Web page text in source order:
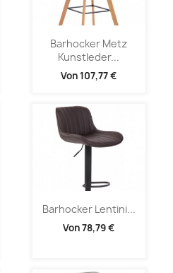
Barhocker Metz
Kunstleder...
Von107,77 €
Barhocker Lentini...
Von78,79 €